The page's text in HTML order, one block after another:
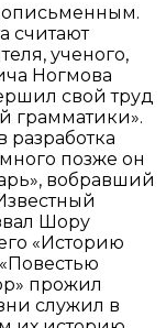
считают
ученого,
Ногмова
свой труд
грамматики».
разработка
позже он
вобравший
Шору
«Историю
прожил
служил в